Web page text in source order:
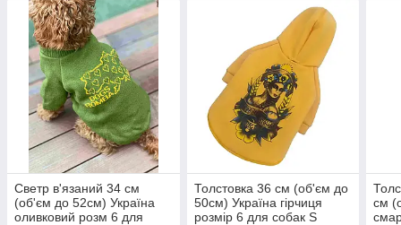
Светр в'язаний 34 см
(об'єм до 52см) Україна
оливковий розм 6 для
Толстовка 36 см (об'єм до
50см) Україна гірчиця
розмір 6 для собак S
см